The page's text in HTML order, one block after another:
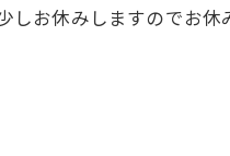
しお休みしますのでお